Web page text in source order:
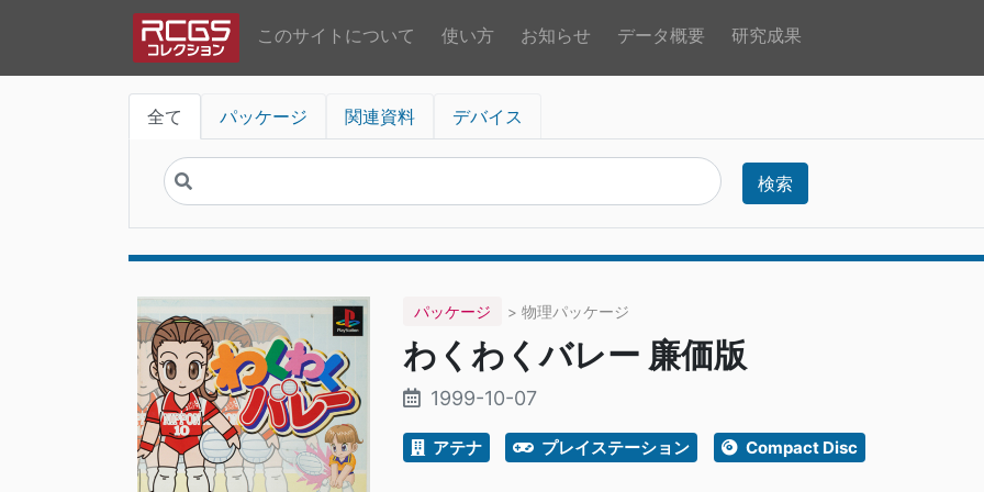
このサイトについて 使い方 お知らせ データ概要 研究成果
全て パッケージ 関連資料 デバイス
検索
パッケージ > 物理パッケージ
わくわくバレー 廉価版
1999-10-07
アテナ プレイステーション Compact Disc